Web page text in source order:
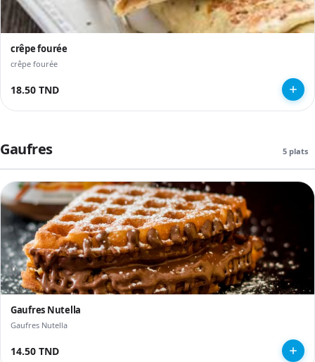
crêpe fourée
crêpe fourée
18.50 TND
Gaufres 5 plats
Gaufres Nutella
Gaufres Nutella
14.50 TND